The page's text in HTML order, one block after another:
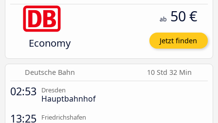
Economy
ab 50 €
Jetzt finden
Deutsche Bahn 10 Std 32 Min
02:53 Dresden
Hauptbahnhof
13:25 Friedrichshafen